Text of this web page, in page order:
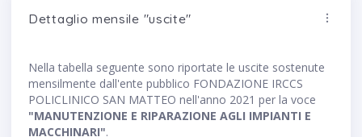
Dettaglio mensile "uscite"
Nella tabella seguente sono riportate le uscite sostenute
mensilmente dall'ente pubblico FONDAZIONE IRCCS
POLICLINICO SAN MATTEO nell'anno 2021 per la voce
"MANUTENZIONE E RIPARAZIONE AGLI IMPIANTI E
MACCHINARI".